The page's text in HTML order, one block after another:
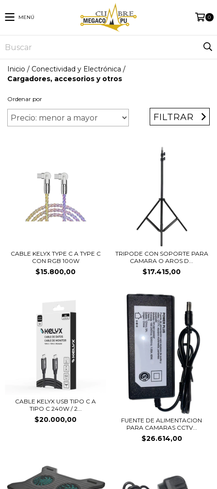
MENÚ 0
Inicio / Conectividad y Electrónica /
Cargadores, accesorios y otros
Ordenar por
FILTRAR
CABLE KELYX TYPE C A TYPE C
CON RGB 100W
$15.800,00
TRIPODE CON SOPORTE PARA
CAMARA O AROS D...
$17.415,00
CABLE KELYX USB TIPO C A
TIPO C 240W / 2...
$20.000,00
FUENTE DE ALIMENTACION
PARA CAMARAS CCTV...
$26.614,00